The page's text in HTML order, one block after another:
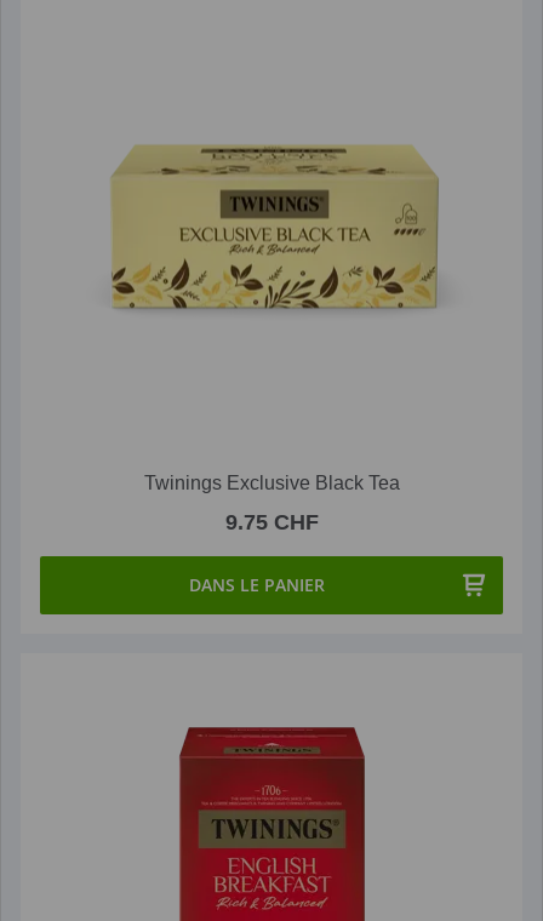
Twinings Exclusive Black Tea
9.75 CHF
DANS LE PANIER